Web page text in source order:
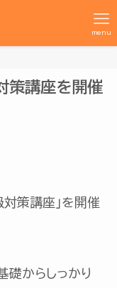
menu
策講座を開催
策講座」を開催
からしっかり